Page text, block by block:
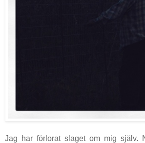
Jag har förlorat slaget om mig själv.